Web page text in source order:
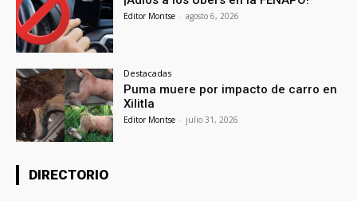
Editor Montse - agosto 6, 2026
Destacadas
Puma muere por impacto de carro en
Xilitla
Editor Montse - julio 31, 2026
DIRECTORIO